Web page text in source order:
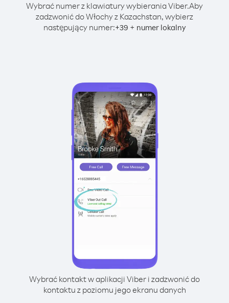
Wybrać numer z klawiatury wybierania Viber.Aby
zadzwonić do Włochy z Kazachstan, wybierz
następujący numer:+39 + numer lokalny
Wybrać kontakt w aplikacji Viber i zadzwonić do
kontaktu z poziomu jego ekranu danych